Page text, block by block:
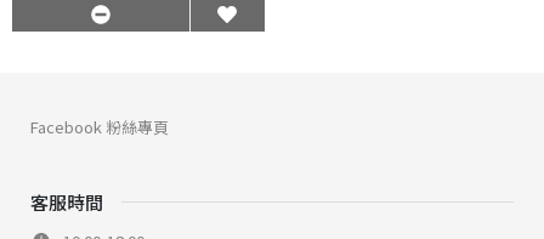
客服時間
Facebook 粉絲專頁